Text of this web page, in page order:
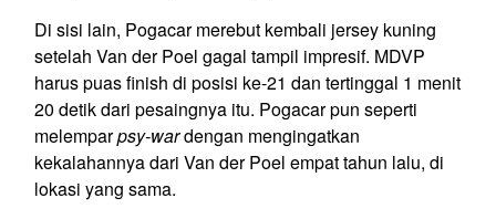
Di sisi lain, Pogacar merebut kembali jersey kuning
setelah Van der Poel gagal tampil impresif. MDVP
harus puas finish di posisi ke-21 dan tertinggal 1 menit
20 detik dari pesaingnya itu. Pogacar pun seperti
melemparpsy-wardengan mengingatkan
kekalahannya dari Van der Poel empat tahun lalu, di
lokasi yang sama.